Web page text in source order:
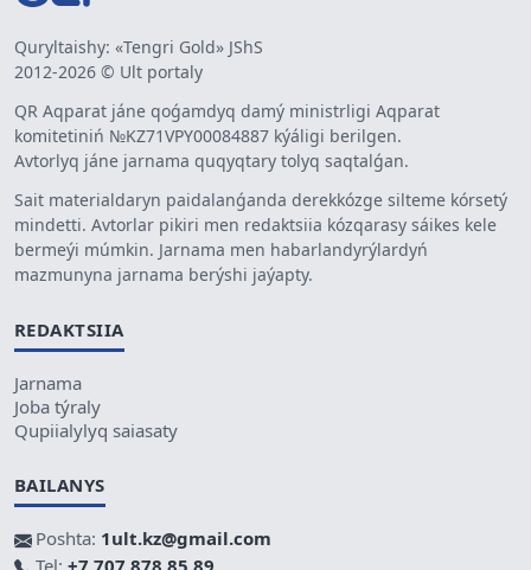
Quryltaishy: «Tengri Gold» JShS
2012-2026 © Ult portaly
QR Aqparat jáne qoǵamdyq damý ministrligi Aqparat
komitetiniń №KZ71VPY00084887 kýáligi berilgen.
Avtorlyq jáne jarnama quqyqtary tolyq saqtalǵan.
Sait materialdaryn paidalanǵanda derekkózge silteme kórsetý
mindetti. Avtorlar pikiri men redaktsiia kózqarasy sáikes kele
bermeýi múmkin. Jarnama men habarlandyrýlardyń
mazmunyna jarnama berýshi jaýapty.
REDAKTSIIA
Jarnama
Joba týraly
Qupiialylyq saiasaty
BAILANYS
Poshta: 1ult.kz@gmail.com